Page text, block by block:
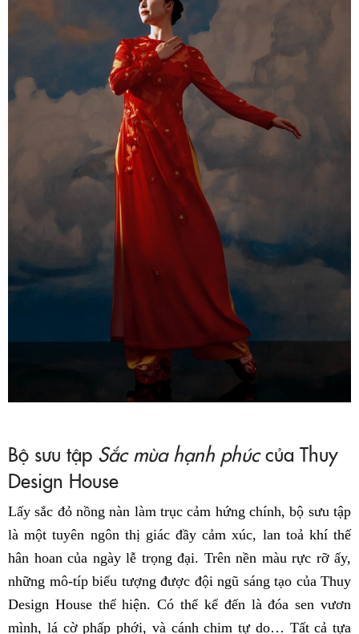
Bộ sưu tập Sắc mùa hạnh phúccủa Thuy
Design House
Lấy sắc đỏ nồng nàn làm trục cảm hứng chính, bộ sưu tập
là một tuyên ngôn thị giác đầy cảm xúc, lan toả khí thế
hân hoan của ngày lễ trọng đại. Trên nền màu rực rỡ ấy,
những mô-típ biểu tượng được đội ngũ sáng tạo của Thuy
Design House thể hiện. Có thể kể đến là đóa sen vươn
mình, lá cờ phấp phới, và cánh chim tự do… Tất cả tựa